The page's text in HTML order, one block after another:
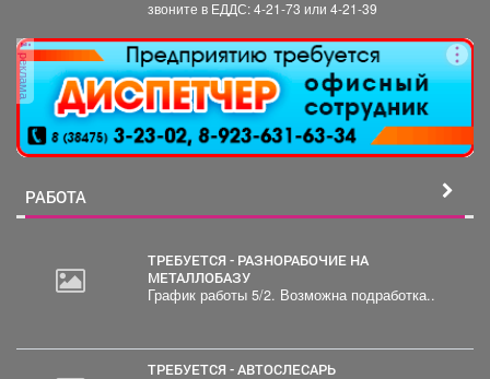
звоните в ЕДДС: 4-21-73 или 4-21-39
реклама
РАБОТА
ТРЕБУЕТСЯ - РАЗНОРАБОЧИЕ НА
МЕТАЛЛОБАЗУ
График работы 5/2. Возможна подработка..
ТРЕБУЕТСЯ - АВТОСЛЕСАРЬ